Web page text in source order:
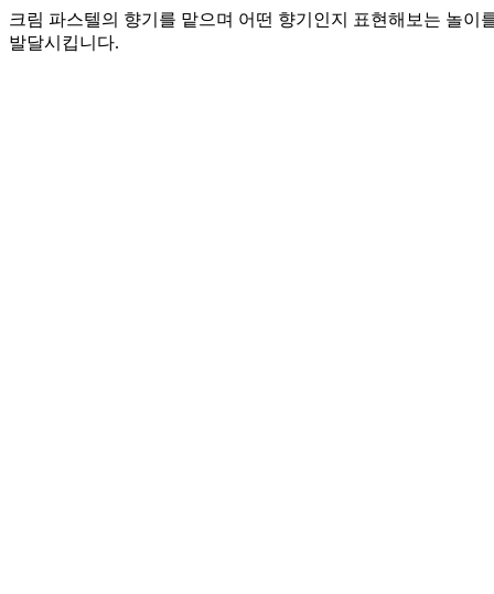
크림 파스텔의 향기를 맡으며 어떤 향기인지 표현해보는 놀
발달시킵니다.